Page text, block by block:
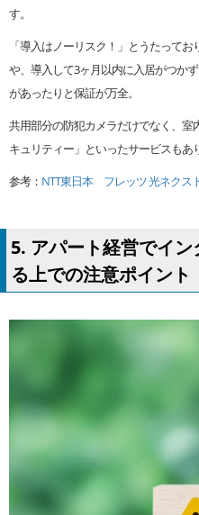
す。
「導入はノーリスク！」とうたって
や、導入して3ヶ月以内に入居がつか
があったりと保証が万全。
共用部分の防犯カメラだけでなく、
キュリティー」といったサービスもあ
参考： NTT東日本 フレッツ 光ネクス
5. アパート経営でイ
る上での注意ポイント